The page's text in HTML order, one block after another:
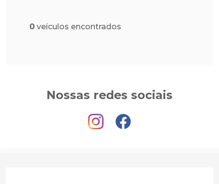
0 veículos encontrados
Nossas redes sociais